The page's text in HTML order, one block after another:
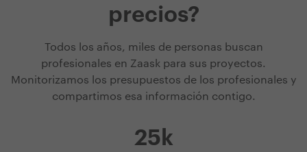
precios?
Todos los años, miles de personas buscan
profesionales en Zaask para sus proyectos.
Monitorizamos los presupuestos de los profesionales y
compartimos esa información contigo.
25k